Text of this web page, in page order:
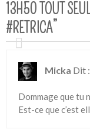
13H50 TOUT
#RETRICA”
Micka Dit :
Dommage que tu
Est-ce que c’est